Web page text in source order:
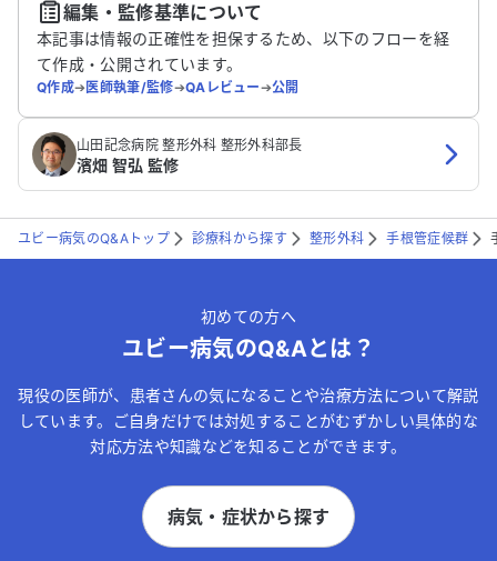
送信する
編集・監修基準について
本記事は情報の正確性を担保するため、以下のフローを経
て作成・公開されています。
Q作成➔医師執筆/監修➔QAレビュー➔公開
山田記念病院 整形外科 整形外科部長
濱畑 智弘 監修
ユビー病気のQ&Aトップ 診療科から探す 整形外科 手根管症候群
初めての方へ
ユビー病気のQ&Aとは？
現役の医師が、患者さんの気になることや治療方法について解説
しています。ご自身だけでは対処することがむずかしい具体的な
対応方法や知識などを知ることができます。
病気・症状から探す